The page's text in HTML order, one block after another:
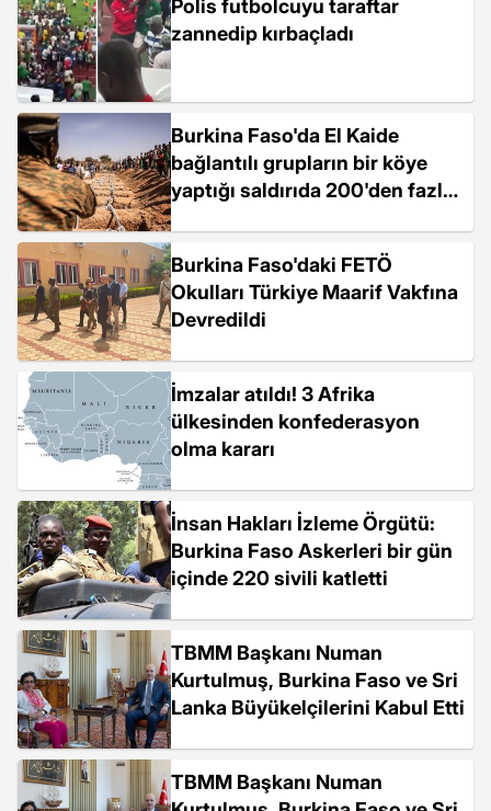
Polis futbolcuyu taraftar
zannedip kırbaçladı
Burkina Faso'da El Kaide
bağlantılı grupların bir köye
yaptığı saldırıda 200'den fazla
Burkina Faso'daki FETÖ
Okulları Türkiye Maarif Vakfına
Devredildi
İmzalar atıldı! 3 Afrika
ülkesinden konfederasyon
olma kararı
İnsan Hakları İzleme Örgütü:
Burkina Faso Askerleri bir gün
içinde 220 sivili katletti
TBMM Başkanı Numan
Kurtulmuş, Burkina Faso ve Sri
Lanka Büyükelçilerini Kabul Etti
TBMM Başkanı Numan